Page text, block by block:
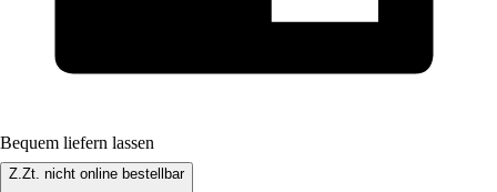
Bequem liefern lassen
Z.Zt. nicht online bestellbar